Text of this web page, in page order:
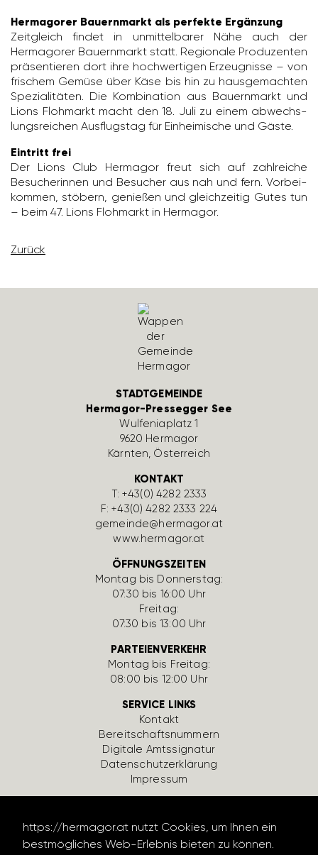
https://hermagor.at nutzt Cookies, um Ihnen ein
bestmögliches Web-Erlebnis bieten zu können.
Hermagorer Bauernmarkt als perfekte Ergänzung
Zeit­gleich findet in unmit­tel­barer Nähe auch der
Herma­gorer Bauern­markt statt. Regio­nale Produ­zenten
präsen­tieren dort ihre hoch­wer­tigen Erzeug­nisse – von
frischem Gemüse über Käse bis hin zu haus­ge­machten
Spezia­li­täten. Die Kombi­na­tion aus Bauern­markt und
Lions Floh­markt macht den 18. Juli zu einem abwechs­
lungs­rei­chen Ausflugstag für Einhei­mi­sche und Gäste.
Eintritt frei
Der Lions Club Hermagor freut sich auf zahl­reiche
Besu­che­rinnen und Besu­cher aus nah und fern. Vorbei­
kommen, stöbern, genießen und gleich­zeitig Gutes tun
– beim 47. Lions Floh­markt in Hermagor.
Zurück
STADTGEMEINDE
Hermagor-Pressegger See
Wulfe­nia­platz 1
9620 Hermagor
Kärnten, Öster­reich
KONTAKT
T:+43(0) 4282 2333
F: +43(0) 4282 2333 224
gemeinde@hermagor.at
www.hermagor.at
ÖFFNUNGSZEITEN
Montag bis Donnerstag:
07:30 bis 16:00 Uhr
Freitag:
07:30 bis 13:00 Uhr
PARTEIENVERKEHR
Montag bis Freitag:
08:00 bis 12:00 Uhr
SERVICE LINKS
Kontakt
Bereit­schafts­num­mern
Digi­tale Amts­si­gnatur
Daten­schutz­er­klä­rung
Impressum